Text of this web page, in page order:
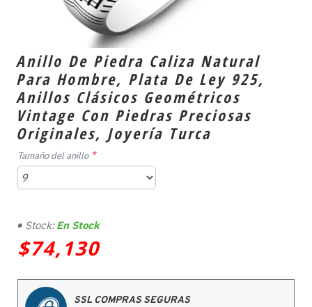
Anillo De Piedra Caliza Natural
Para Hombre, Plata De Ley 925,
Anillos Clásicos Geométricos
Vintage Con Piedras Preciosas
Originales, Joyería Turca
$74,130
Stock: En Stock
Tamaño del anillo
SSL COMPRAS SEGURAS